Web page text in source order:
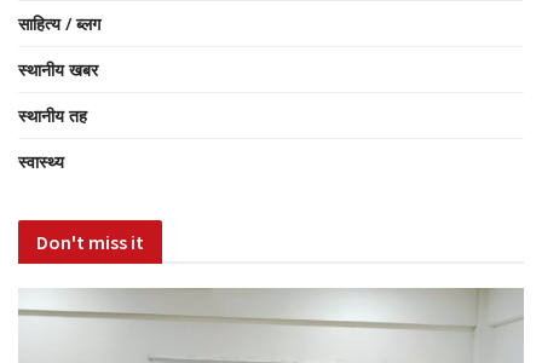
साहित्य / ब्लग
स्थानीय खबर
स्थानीय तह
स्वास्थ्य
Don't miss it